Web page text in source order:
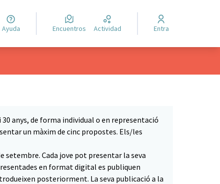
Ayuda Encuentros Actividad Entra
anys, de forma individual o en representació
un màxim de cinc propostes. Els/les
setembre. Cada jove pot presentar la seva
en format digital es publiquen
posteriorment. La seva publicació a la